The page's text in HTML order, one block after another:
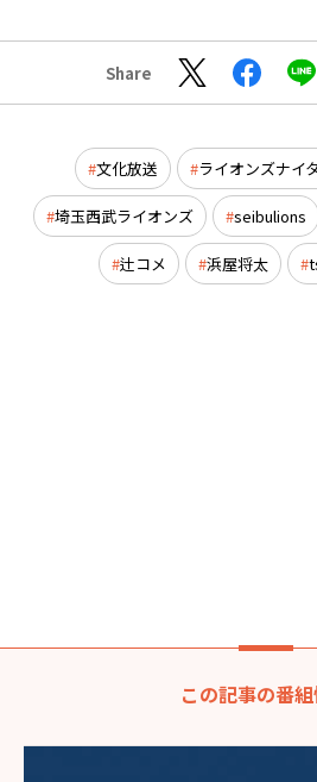
Share
文化放送 ライオンズナイ
埼玉西武ライオンズ seibulions
辻コメ 浜屋将太
この記事の番